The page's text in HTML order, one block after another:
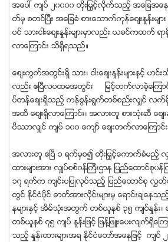
အေပၚ က်ပ္ ၂၀၀၀၀ တိုးျမႇင့္လိုက္သည့္ အေျခအေန
တ္မွ စတင္ၿပီး အေျခခံ စားေသာက္ကုန္ေစ်းႏႈန္းမ်ား
ပင္ သားငါးေစ်းႏႈန္းမ်ားမွာလည္း ယခင္ကထက္ ရာ
လာေၾကာင္း သိရွိရသည္။
ေစ်းကြက္အတြင္းရွိ သား၊ ငါးေစ်းႏႈန္းမ်ားႏွင့္ ဟင္း
လည္း ဧၿပီလပထမအတြင္း ျမင့္တက္လာခဲ့ေၾကာ
ပ္တန္ေစ်းရွိသည့္ ကန္စြန္းရြက္တစ္စည္းလွ်င္ လက္ရွိ
အထိ ေစ်းရွိလာေၾကာင္း၊ အလားတူ စားသံုးဆီ ေစ်း
ပိႆာလွ်င္ က်ပ္ ၁၀၀ ေက်ာ္ ေစ်းတက္လာေၾကာင္
အလားတူ ဧၿပီ ၁ ရက္မွစ၍ တိုးျမႇင့္ေကာက္ခံမည့္ လွ်ပ္
ထားမ်ားအား လွ်ပ္စစ္၀န္ႀကီးဌာန ျပည္ေထာင္စု၀န္
၁၇ ရက္က က်င္းပျပဳလုပ္သည့္ ျပည္ေထာင္စု လႊတ္
တြင္ ႏုိင္ငံပိုင္ ဓာတ္အားလိုင္းမ်ားမွ ေရာင္းခ်ေနသည့္
နမ်ားႏွင့္ အိမ္သံုးအတြက္ တစ္ယူနစ္ ၃၅ က်ပ္ႏႈန္း၊
တစ္ယူနစ္ ၇၅ က်ပ္ ႏႈန္းျဖင့္ ျဖန္႔ျဖဴးေပးလ်က္ရွိေ
သည့္ ႏႈန္းထားမ်ားအရ ႏုိင္ငံေတာ္အေနျဖင့္ က်